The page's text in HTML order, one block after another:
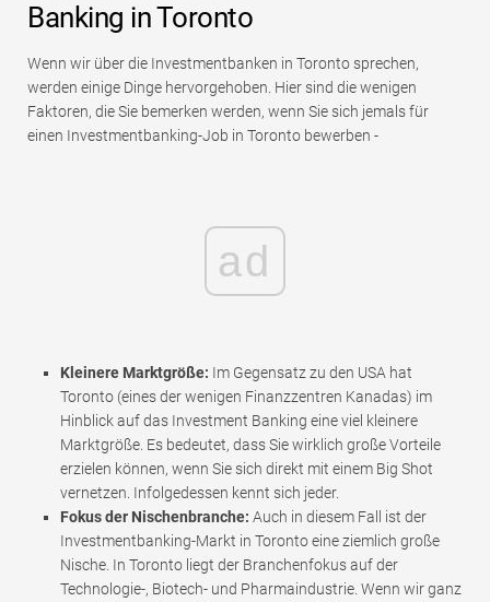
Banking in Toronto
Wenn wir über die Investmentbanken in Toronto sprechen,
werden einige Dinge hervorgehoben. Hier sind die wenigen
Faktoren, die Sie bemerken werden, wenn Sie sich jemals für
einen Investmentbanking-Job in Toronto bewerben -
ad
Kleinere Marktgröße: Im Gegensatz zu den USA hat
Toronto (eines der wenigen Finanzzentren Kanadas) im
Hinblick auf das Investment Banking eine viel kleinere
Marktgröße. Es bedeutet, dass Sie wirklich große Vorteile
erzielen können, wenn Sie sich direkt mit einem Big Shot
vernetzen. Infolgedessen kennt sich jeder.
Fokus der Nischenbranche: Auch in diesem Fall ist der
Investmentbanking-Markt in Toronto eine ziemlich große
Nische. In Toronto liegt der Branchenfokus auf der
Technologie-, Biotech- und Pharmaindustrie. Wenn wir ganz